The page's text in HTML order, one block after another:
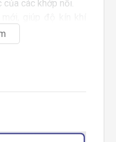
các khớp nối.
lực kết nối cần
chịu nhiệt của
phủ lớp cao su